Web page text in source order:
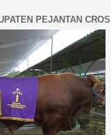
PEJANTAN CROS